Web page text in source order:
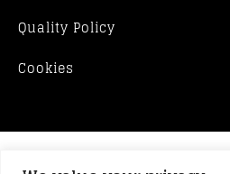
Quality Policy
Cookies